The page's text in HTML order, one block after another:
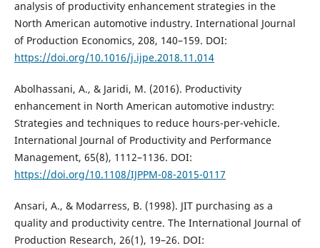
analysis of productivity enhancement strategies in the
North American automotive industry. International Journal
of Production Economics, 208, 140–159. DOI:
https://doi.org/10.1016/j.ijpe.2018.11.014
Abolhassani, A., & Jaridi, M. (2016). Productivity
enhancement in North American automotive industry:
Strategies and techniques to reduce hours-per-vehicle.
International Journal of Productivity and Performance
Management, 65(8), 1112–1136. DOI:
https://doi.org/10.1108/IJPPM-08-2015-0117
Ansari, A., & Modarress, B. (1998). JIT purchasing as a
quality and productivity centre. The International Journal of
Production Research, 26(1), 19–26. DOI: